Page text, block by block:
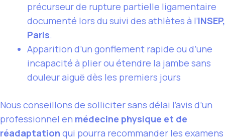
précurseur de rupture partielle ligamentaire
documenté lors du suivi des athlètes à l’INSEP,
Paris.
Apparition d’un gonflement rapide ou d’une
incapacité à plier ou étendre la jambe sans
douleur aiguë dès les premiers jours
Nous conseillons de solliciter sans délai l’avis d’un
professionnel en médecine physique et de
réadaptation qui pourra recommander les examens